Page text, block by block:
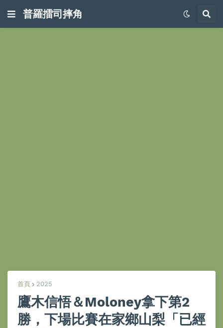
普羅擂司摔角
首頁 2025
鷹木信悟＆Moloney拿下第2
勝，下場比賽在家鄉山梨「已經